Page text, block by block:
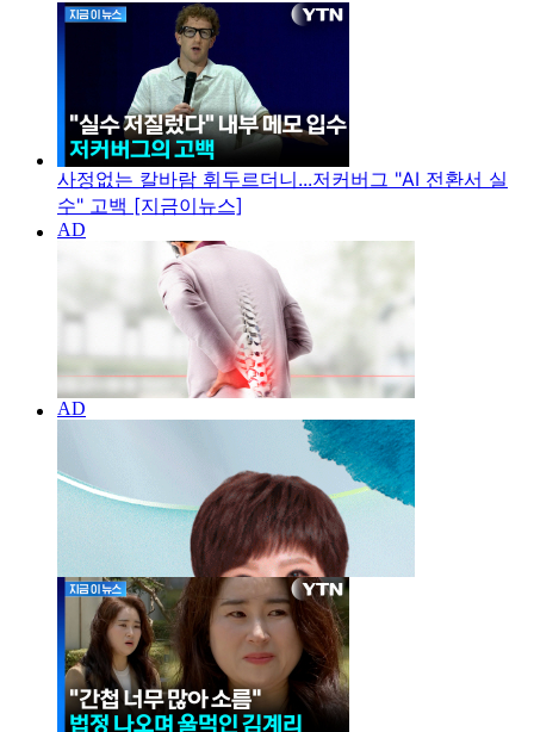
사정없는 칼바람 휘두르더니...저커버그 "AI 전환서 실
수" 고백 [지금이뉴스]